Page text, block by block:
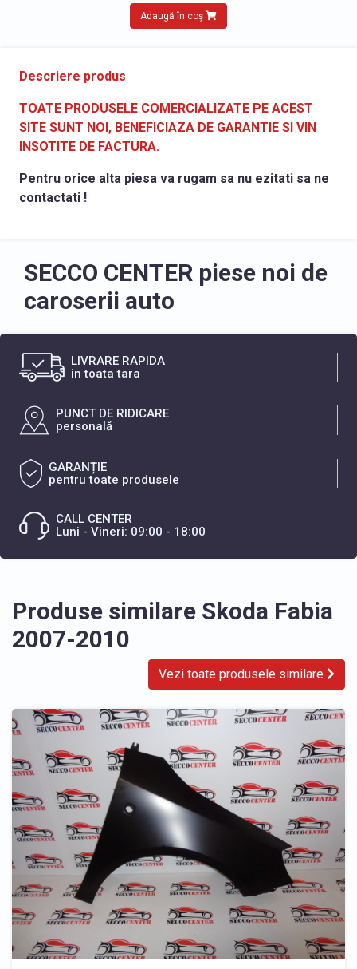
Adaugă în coș
Descriere produs
TOATE PRODUSELE COMERCIALIZATE PE ACEST
SITE SUNT NOI, BENEFICIAZA DE GARANTIE SI VIN
INSOTITE DE FACTURA.
Pentru orice alta piesa va rugam sa nu ezitati sa ne
contactati !
SECCO CENTER piese noi de
caroserii auto
LIVRARE RAPIDA
in toata tara
PUNCT DE RIDICARE
personală
GARANȚIE
pentru toate produsele
CALL CENTER
Luni - Vineri: 09:00 - 18:00
Produse similare Skoda Fabia
2007-2010
Vezi toate produsele similare